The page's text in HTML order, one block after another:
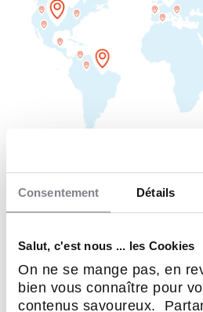
Consentement Détails
Salut, c'est nous ... les Cookies
On ne se mange pas, en
bien vous connaître pour
contenus savoureux.
MAPPING DES OPPORTUNITÉS
géographique pour
entreprendre ?